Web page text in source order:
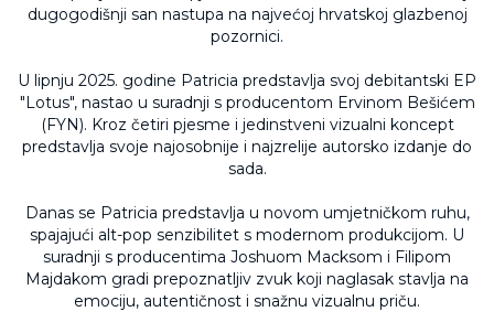
dugogodišnji san nastupa na najvećoj hrvatskoj glazbenoj
pozornici.
U lipnju 2025. godine Patricia predstavlja svoj debitantski EP
"Lotus", nastao u suradnji s producentom Ervinom Bešićem
(FYN). Kroz četiri pjesme i jedinstveni vizualni koncept
predstavlja svoje najosobnije i najzrelije autorsko izdanje do
sada.
Danas se Patricia predstavlja u novom umjetničkom ruhu,
spajajući alt-pop senzibilitet s modernom produkcijom. U
suradnji s producentima Joshuom Macksom i Filipom
Majdakom gradi prepoznatljiv zvuk koji naglasak stavlja na
emociju, autentičnost i snažnu vizualnu priču.